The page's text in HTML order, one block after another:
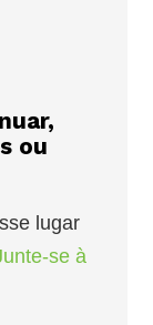
ou
lugar
se à